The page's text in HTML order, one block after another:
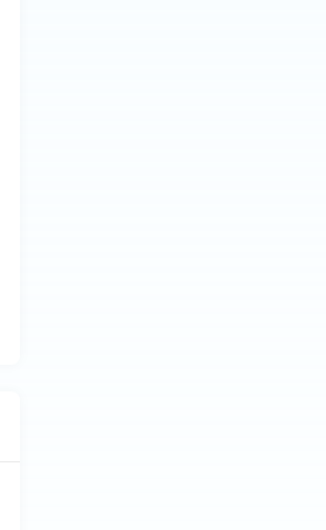
\lambda_3 \gg \lambda